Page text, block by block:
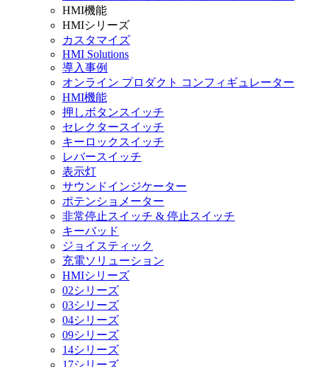
HMI機能
HMIシリーズ
カスタマイズ
HMI Solutions
導入事例
オンライン プロダクト コンフィギュレーター
HMI機能
押しボタンスイッチ
セレクタースイッチ
キーロックスイッチ
レバースイッチ
表示灯
サウンドインジケーター
ポテンショメーター
非常停止スイッチ & 停止スイッチ
キーバッド
ジョイスティック
充電ソリューション
HMIシリーズ
02シリーズ
03シリーズ
04シリーズ
09シリーズ
14シリーズ
17シリーズ